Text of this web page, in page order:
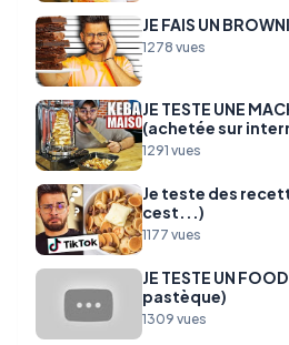
JE FAIS UN
1278 vues
JE TESTE UNE
(achetée sur
1291 vues
Je teste des
cest...)
1177 vues
JE TESTE UN
pastèque)
1309 vues